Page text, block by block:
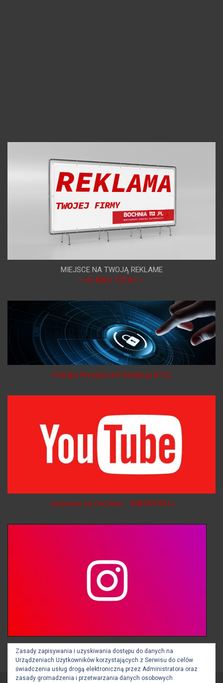
Zasady zapisywania i uzyskiwania dostępu do danych na
Urządzeniach Użytkowników korzystających z Serwisu do celów
świadczenia usług drogą elektroniczną przez Administratora oraz
zasady gromadzenia i przetwarzania danych osobowych
MIEJSCE NA TWOJĄ REKLAME
-> KLIKNIJ TUTAJ <-
Polityka Prywatności Redakcja B112
Jesteśmy na YouTube - SUBSKRYBUJ
Jesteśmy na Instagramie - OBSERWUJ